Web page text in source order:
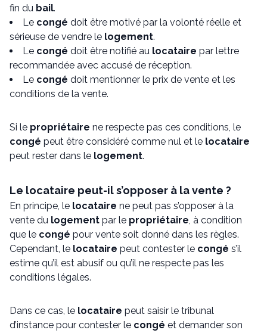
fin du bail.
Le congé doit être motivé par la volonté réelle et
sérieuse de vendre le logement.
Le congé doit être notifié au locataire par lettre
recommandée avec accusé de réception.
Le congé doit mentionner le prix de vente et les
conditions de la vente.
Si le propriétaire ne respecte pas ces conditions, le
congé peut être considéré comme nul et le locataire
peut rester dans le logement.
Le locataire peut-il s’opposer à la vente ?
En principe, le locataire ne peut pas s’opposer à la
vente du logement par le propriétaire, à condition
que le congé pour vente soit donné dans les règles.
Cependant, le locataire peut contester le congé s’il
estime qu’il est abusif ou qu’il ne respecte pas les
conditions légales.
Dans ce cas, le locataire peut saisir le tribunal
d’instance pour contester le congé et demander son